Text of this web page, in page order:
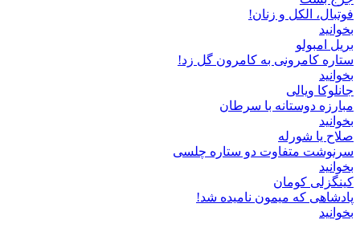
فوتبال، الکل و زنان!
بخوانید
بریل امبولو
ستاره کامرونی به کامرون گل زد!
بخوانید
جانلوکا ویالی
مبارزه دوستانه با سرطان
بخوانید
صلاح یا شورله
سرنوشت متفاوت دو ستاره چلسی
بخوانید
کینگزلی کومان
پادشاهی که میمون نامیده شد!
بخوانید